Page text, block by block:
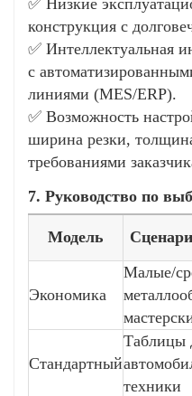
конструкция с
✅ Интеллектуальная
с
линиями (MES/ERP).
✅ Возможность
ширина резки,
требованиями
7. Руководство по
Модель
Экономика
Малые/
Стандартный
Таблицы
техники